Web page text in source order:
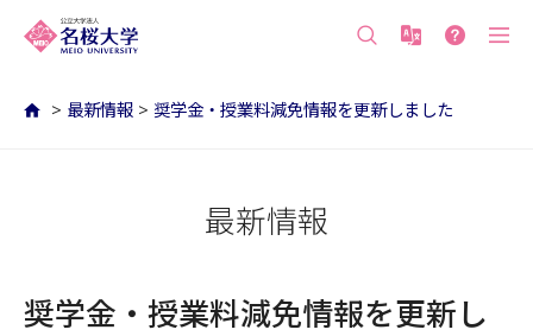
> 最新情報 > 奨学金・授業料減免情報を更新しました
最新情報
奨学金・授業料減免情報を更新し